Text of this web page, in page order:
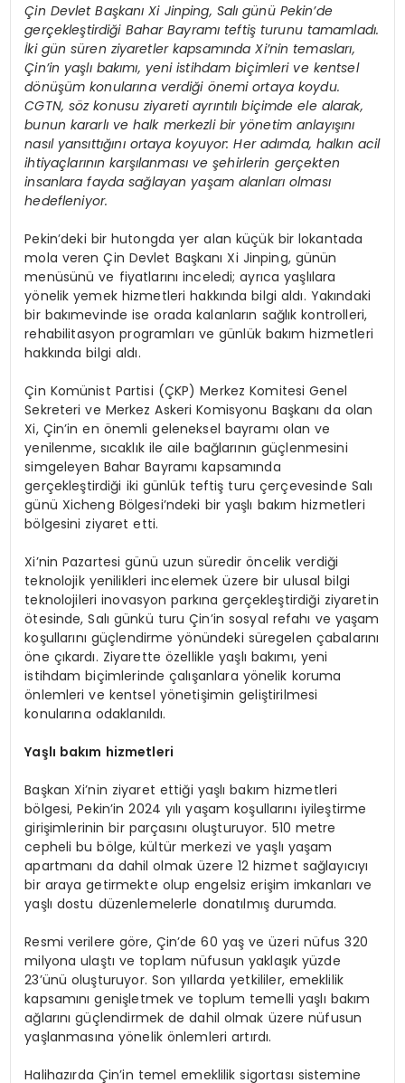
Çin Devlet Başkanı Xi Jinping, Salı günü Pekin’de
gerçekleştirdiği Bahar Bayramı teftiş turunu tamamladı.
İki gün süren ziyaretler kapsamında Xi’nin temasları,
Çin’in yaşlı bakımı, yeni istihdam biçimleri ve kentsel
dönüşüm konularına verdiği önemi ortaya koydu.
CGTN, söz konusu ziyareti ayrıntılı biçimde ele alarak,
bunun kararlı ve halk merkezli bir yönetim anlayışını
nasıl yansıttığını ortaya koyuyor: Her adımda, halkın acil
ihtiyaçlarının karşılanması ve şehirlerin gerçekten
insanlara fayda sağlayan yaşam alanları olması
hedefleniyor.
Pekin’deki bir hutongda yer alan küçük bir lokantada
mola veren Çin Devlet Başkanı Xi Jinping, günün
menüsünü ve fiyatlarını inceledi; ayrıca yaşlılara
yönelik yemek hizmetleri hakkında bilgi aldı. Yakındaki
bir bakımevinde ise orada kalanların sağlık kontrolleri,
rehabilitasyon programları ve günlük bakım hizmetleri
hakkında bilgi aldı.
Çin Komünist Partisi (ÇKP) Merkez Komitesi Genel
Sekreteri ve Merkez Askeri Komisyonu Başkanı da olan
Xi, Çin’in en önemli geleneksel bayramı olan ve
yenilenme, sıcaklık ile aile bağlarının güçlenmesini
simgeleyen Bahar Bayramı kapsamında
gerçekleştirdiği iki günlük teftiş turu çerçevesinde Salı
günü Xicheng Bölgesi’ndeki bir yaşlı bakım hizmetleri
bölgesini ziyaret etti.
Xi’nin Pazartesi günü uzun süredir öncelik verdiği
teknolojik yenilikleri incelemek üzere bir ulusal bilgi
teknolojileri inovasyon parkına gerçekleştirdiği ziyaretin
ötesinde, Salı günkü turu Çin’in sosyal refahı ve yaşam
koşullarını güçlendirme yönündeki süregelen çabalarını
öne çıkardı. Ziyarette özellikle yaşlı bakımı, yeni
istihdam biçimlerinde çalışanlara yönelik koruma
önlemleri ve kentsel yönetişimin geliştirilmesi
konularına odaklanıldı.
Yaşlı bakım hizmetleri
Başkan Xi’nin ziyaret ettiği yaşlı bakım hizmetleri
bölgesi, Pekin’in 2024 yılı yaşam koşullarını iyileştirme
girişimlerinin bir parçasını oluşturuyor. 510 metre
cepheli bu bölge, kültür merkezi ve yaşlı yaşam
apartmanı da dahil olmak üzere 12 hizmet sağlayıcıyı
bir araya getirmekte olup engelsiz erişim imkanları ve
yaşlı dostu düzenlemelerle donatılmış durumda.
Resmi verilere göre, Çin’de 60 yaş ve üzeri nüfus 320
milyona ulaştı ve toplam nüfusun yaklaşık yüzde
23’ünü oluşturuyor. Son yıllarda yetkililer, emeklilik
kapsamını genişletmek ve toplum temelli yaşlı bakım
ağlarını güçlendirmek de dahil olmak üzere nüfusun
yaşlanmasına yönelik önlemleri artırdı.
Halihazırda Çin’in temel emeklilik sigortası sistemine